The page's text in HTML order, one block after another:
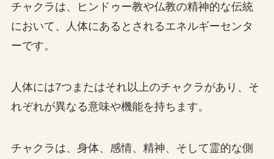
チャクラは、ヒンドゥー教や仏教の精神的な伝統
において、人体にあるとされるエネルギーセンタ
ーです。
人体には7つまたはそれ以上のチャクラがあり、そ
れぞれが異なる意味や機能を持ちます。
チャクラは、身体、感情、精神、そして霊的な側